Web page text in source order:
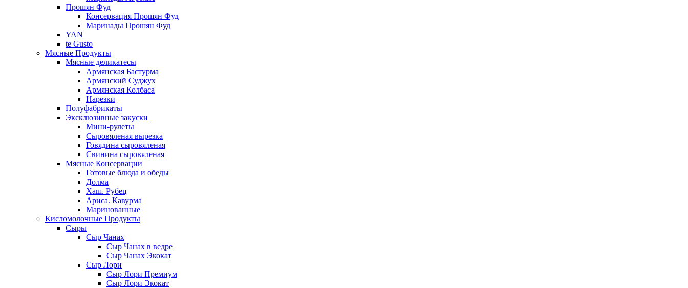
Прошян Фуд
Консервация Прошян Фуд
Маринады Прошян Фуд
YAN
te Gusto
Мясные Продукты
Мясные деликатесы
Армянская Бастурма
Армянский Суджух
Армянская Колбаса
Нарезки
Полуфабрикаты
Эксклюзивные закуски
Мини-рулеты
Сыровяленая вырезка
Говядина сыровяленая
Свинина сыровяленая
Мясные Консервации
Готовые блюда и обеды
Долма
Хаш. Рубец
Ариса. Кавурма
Маринованные
Кисломолочные Продукты
Сыры
Сыр Чанах
Сыр Чанах в ведре
Сыр Чанах Экокат
Сыр Лори
Сыр Лори Премиум
Сыр Лори Экокат